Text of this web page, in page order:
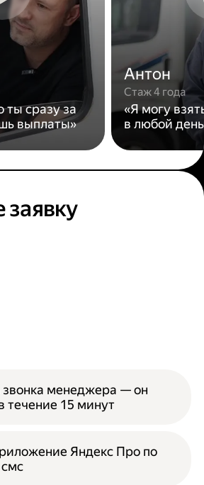
ты сразу за
выплаты»
Антон
Стаж 4 года
«Я могу
в любой
заявку
менеджера — он
течение 15 минут
Яндекс Про по